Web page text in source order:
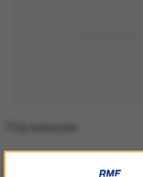
Polska Grupa Górnicza nie